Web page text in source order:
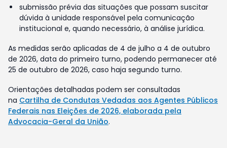
submissão prévia das situações que possam suscitar
dúvida à unidade responsável pela comunicação
institucional e, quando necessário, à análise jurídica.
As medidas serão aplicadas de 4 de julho a 4 de outubro
de 2026, data do primeiro turno, podendo permanecer até
25 de outubro de 2026, caso haja segundo turno.
Orientações detalhadas podem ser consultadas
na Cartilha de Condutas Vedadas aos Agentes Públicos
Federais nas Eleições de 2026, elaborada pela
Advocacia-Geral da União.